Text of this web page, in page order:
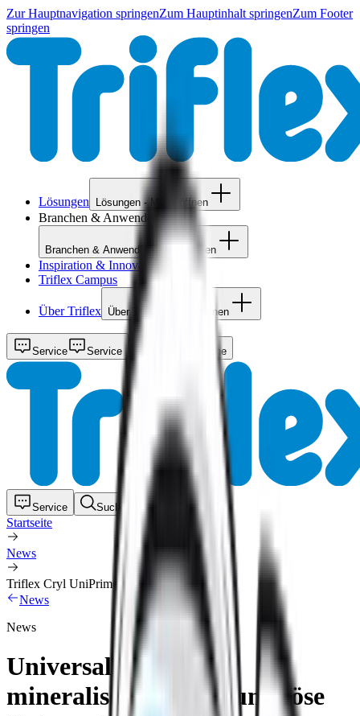
Zur Hauptnavigation springenZum Hauptinhalt springenZum Footer
springen
Lösungen Lösungen - Menü öffnen
Branchen & Anwender
Branchen & Anwender - Menü öffnen
Inspiration & Innovation
Triflex Campus
Über Triflex Über Triflex - Menü öffnen
Service Service Suche
Service Suche
Startseite
News
Triflex Cryl UniPrimer 285
News
News
Universal-Primer für
mineralische und bituminöse